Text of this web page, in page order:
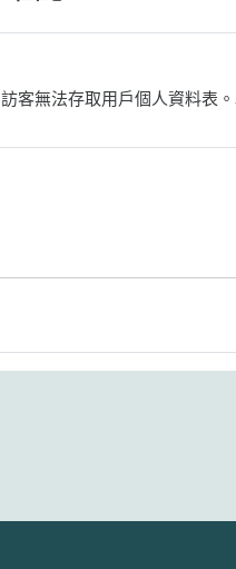
訪客無法存取用戶個人資料表